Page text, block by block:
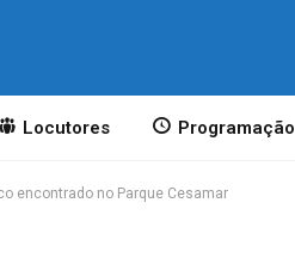
Locutores Programação
encontrado no Parque Cesamar